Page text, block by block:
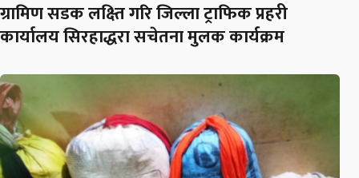
ग्रामिण सडक लक्ष्ति गरि जिल्ला ट्राफिक प्रहरी
कार्यालय सिरहाद्धरा सचेतना मुलक कार्यक्रम